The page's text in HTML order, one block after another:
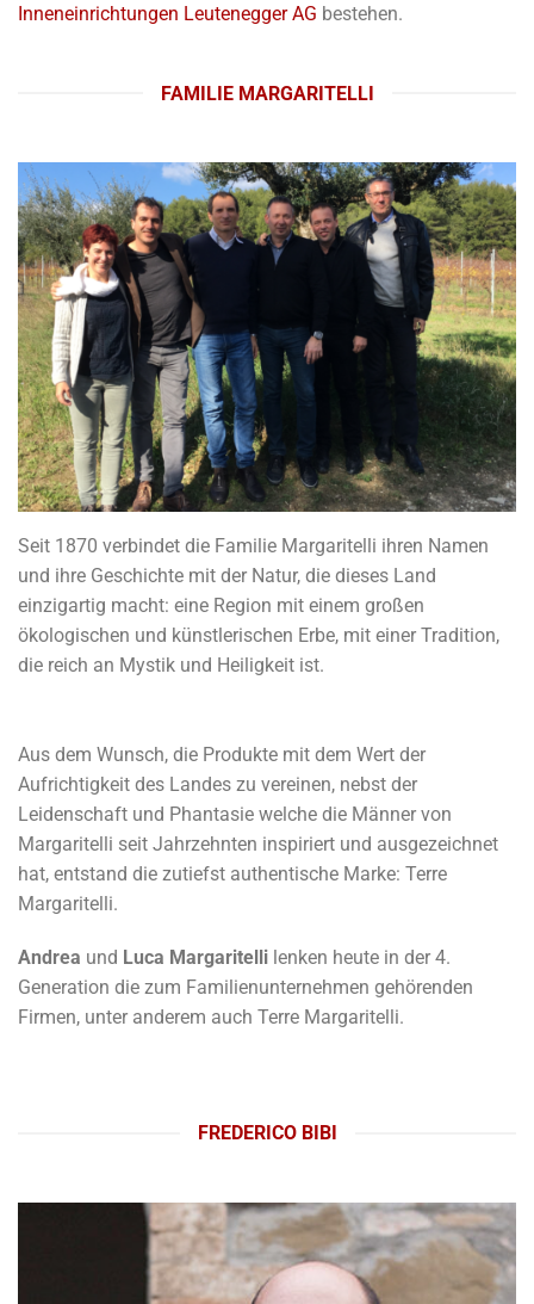
Inneneinrichtungen Leutenegger AG bestehen.
FAMILIE MARGARITELLI
Seit 1870 verbindet die Familie Margaritelli ihren Namen
und ihre Geschichte mit der Natur, die dieses Land
einzigartig macht: eine Region mit einem großen
ökologischen und künstlerischen Erbe, mit einer Tradition,
die reich an Mystik und Heiligkeit ist.
Aus dem Wunsch, die Produkte mit dem Wert der
Aufrichtigkeit des Landes zu vereinen, nebst der
Leidenschaft und Phantasie welche die Männer von
Margaritelli seit Jahrzehnten inspiriert und ausgezeichnet
hat, entstand die zutiefst authentische Marke: Terre
Margaritelli.
Andrea und Luca Margaritelli lenken heute in der 4.
Generation die zum Familienunternehmen gehörenden
Firmen, unter anderem auch Terre Margaritelli.
FREDERICO BIBI